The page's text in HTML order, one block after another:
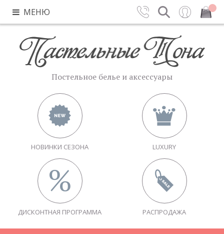
МЕНЮ Вход Закрыть
Постельное белье и аксессуары
НОВИНКИ СЕЗОНА LUXURY
ДИСКОНТНАЯ ПРОГРАММА РАСПРОДАЖА